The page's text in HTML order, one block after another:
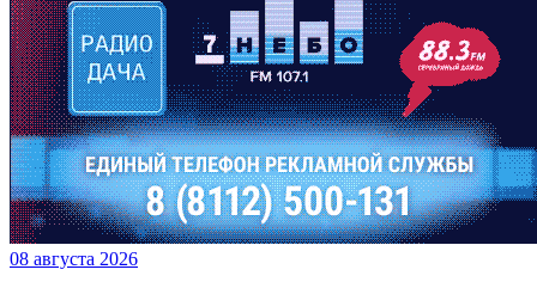
08 августа 2026